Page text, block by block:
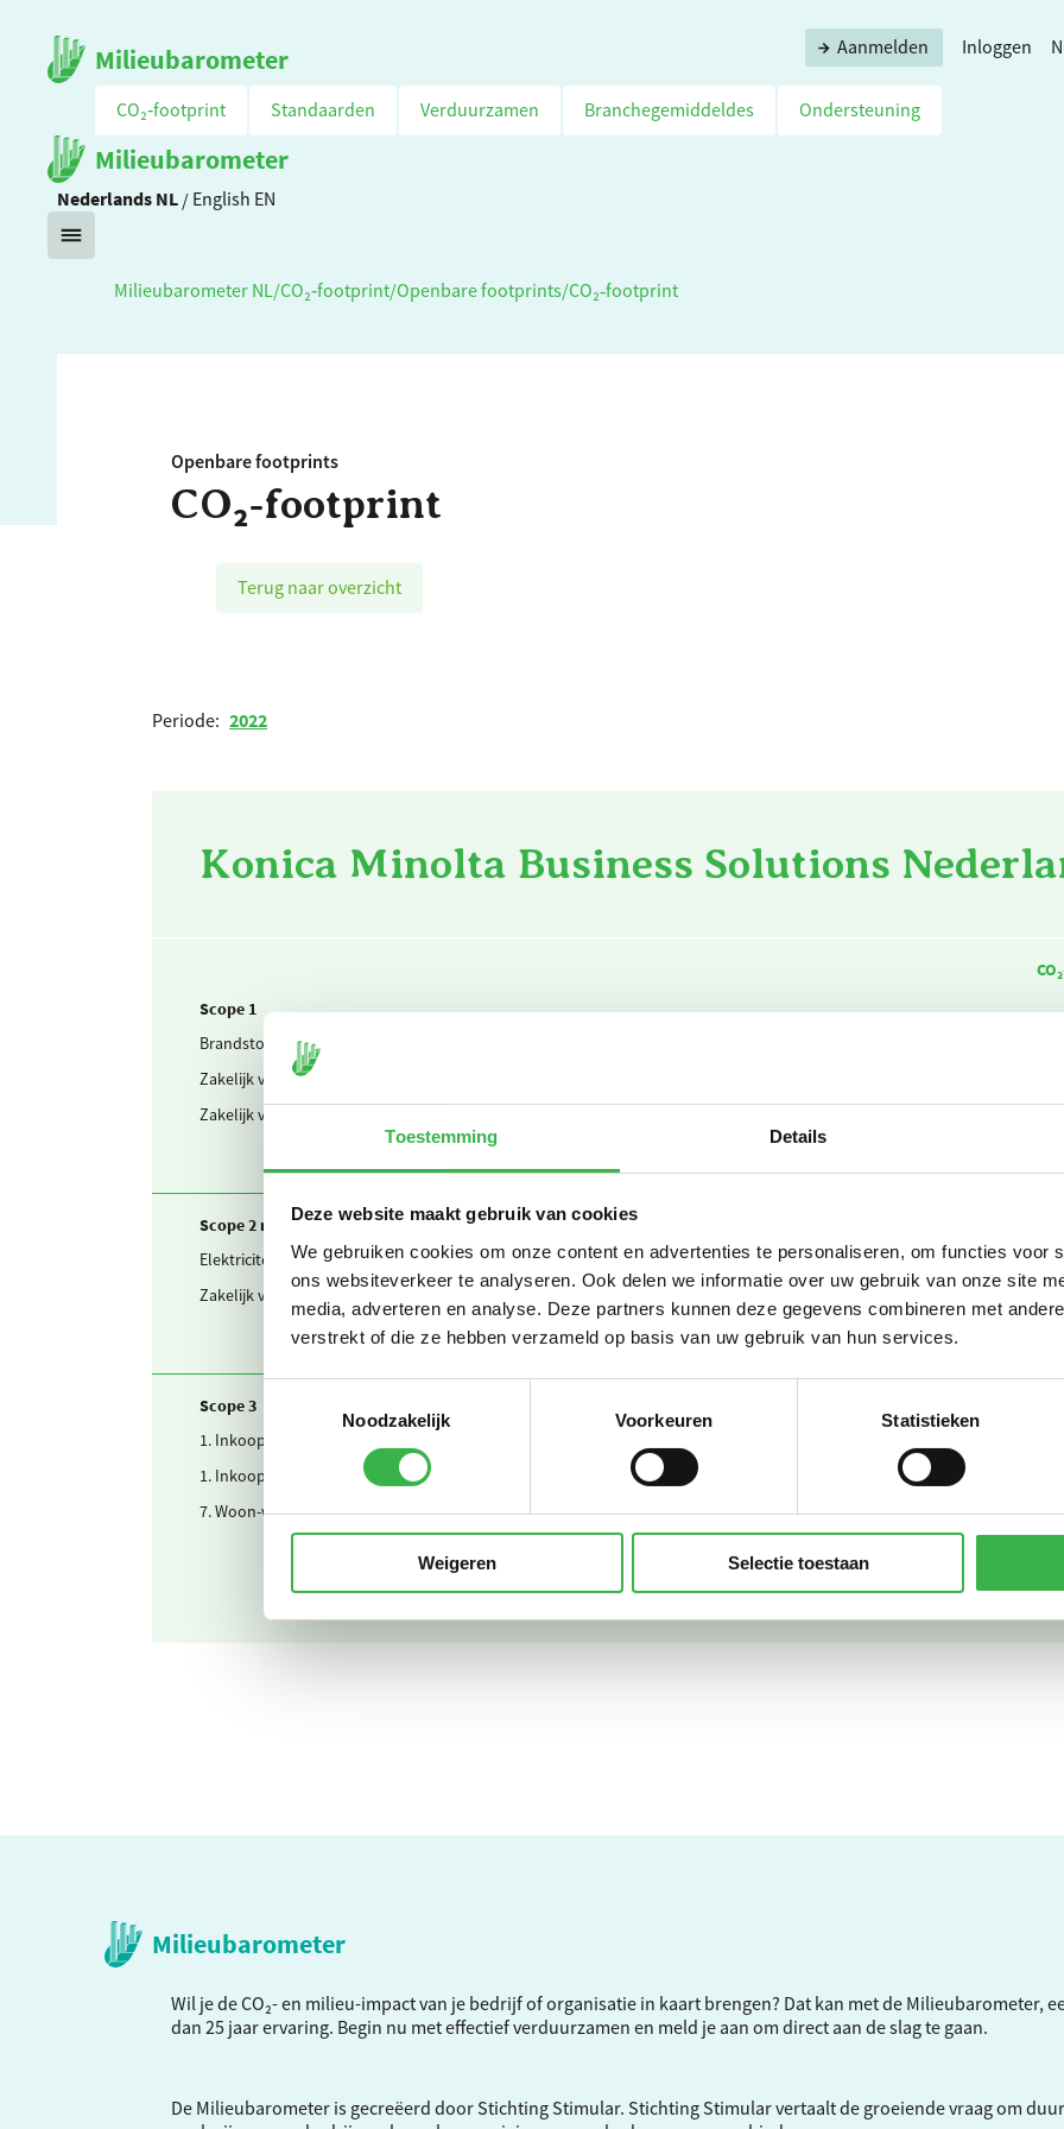
Toestemming Details
Deze website maakt gebruik van cookies
We gebruiken cookies om onze content en advertenties te personaliseren, om functies voor
ons websiteverkeer te analyseren. Ook delen we informatie over uw gebruik van onze site
media, adverteren en analyse. Deze partners kunnen deze gegevens combineren met
verstrekt of die ze hebben verzameld op basis van uw gebruik van hun services.
Noodzakelijk
Voorkeuren Statistieken
Weigeren Selectie toestaan
Milieubarometer Aanmelden Inloggen
CO₂‑footprint Standaarden Verduurzamen Branchegemiddeldes Ondersteuning
Milieubarometer
Nederlands NL / English EN
Milieubarometer NL /CO₂‑footprint/Openbare footprints/CO₂‑footprint
Openbare footprints
CO₂‑footprint
Terug naar overzicht
Periode: 2022
Konica Minolta Business Solutions
Scope 1
Brandstof & warmte
Zakelijk verkeer
Zakelijk verkeer
Scope 2 marketbased
Elektriciteit
Waarvan groene stroom uit het buitenland 119.045 kWh
Zakelijk verkeer Elektrische auto's laadpas (gridmix stroom) 36.972
Scope 3
1. Inkoop
1. Inkoop 1.454 kg
7. Woon-werkverkeer Openbaar vervoer mix 76.492 personenkm
Milieubarometer
Wil je de CO₂- en milieu-impact van je bedrijf of organisatie in kaart brengen? Dat kan met de Milieubarometer,
dan 25 jaar ervaring. Begin nu met effectief verduurzamen en meld je aan om direct aan de slag te gaan.
De Milieubarometer is gecreëerd door Stichting Stimular. Stichting Stimularvertaalt de groeiende vraag om